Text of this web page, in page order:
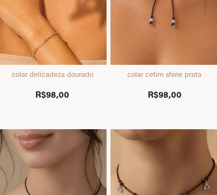
colar delicadeza dourado
R$98,00
colar cetim shine prata
R$98,00